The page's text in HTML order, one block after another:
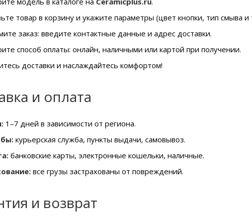
товар в корзину и укажите параметры (цвет кнопки, тип смыва и
заказ: введите контактные данные и адрес доставки.
способ оплаты: онлайн, наличными или картой при получении.
доставки и наслаждайтесь комфортом!
и оплата
1–7 дней в зависимости от региона.
курьерская служба, пункты выдачи, самовывоз.
банковские карты, электронные кошельки, наличные.
все грузы застрахованы от повреждений.
и возврат